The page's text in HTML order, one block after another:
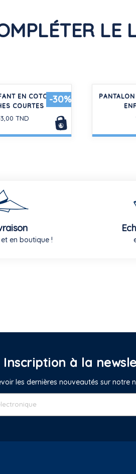
LE
-30%
EN COTON
COURTES
TND
en boutique !
Inscription à la
les dernières nouveautés sur